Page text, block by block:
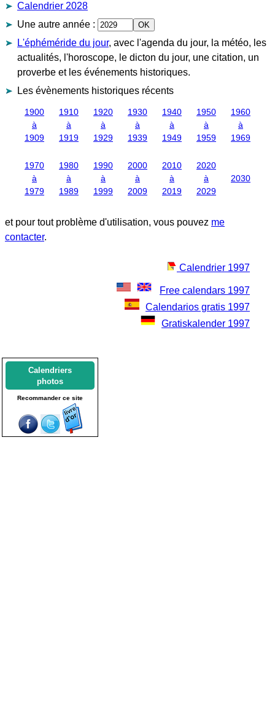
Calendrier 2028
Une autre année :
L'éphéméride du jour, avec l'agenda du jour, la météo, les
actualités, l'horoscope, le dicton du jour, une citation, un
proverbe et les événements historiques.
Les évènements historiques récents
1900
à
1909
1910
à
1919
1920
à
1929
1930
à
1939
1940
à
1949
1950
à
1959
1960
à
1969
1970
à
1979
1980
à
1989
1990
à
1999
2000
à
2009
2010
à
2019
2020
à
2029
2030
et pour tout problème d'utilisation, vous pouvez me
contacter.
Calendrier 1997
Free calendars 1997
Calendarios gratis 1997
Gratiskalender 1997
Calendriers
photos
Recommander ce site